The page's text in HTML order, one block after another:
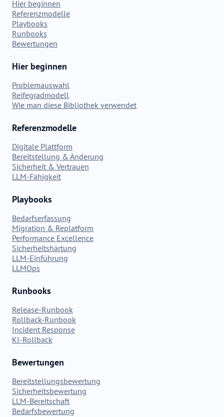
Hier beginnen
Referenzmodelle
Playbooks
Runbooks
Bewertungen
Hier beginnen
Problemauswahl
Reifegradmodell
Wie man diese Bibliothek verwendet
Referenzmodelle
Digitale Plattform
Bereitstellung & Änderung
Sicherheit & Vertrauen
LLM-Fähigkeit
Playbooks
Bedarfserfassung
Migration & Replatform
Performance Excellence
Sicherheitshärtung
LLM-Einführung
LLMOps
Runbooks
Release-Runbook
Rollback-Runbook
Incident Response
KI-Rollback
Bewertungen
Bereitstellungsbewertung
Sicherheitsbewertung
LLM-Bereitschaft
Bedarfsbewertung